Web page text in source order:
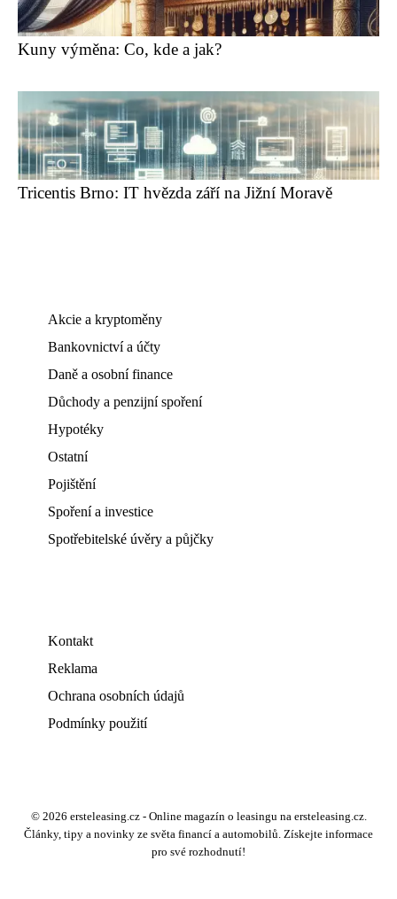
Kuny výměna: Co, kde a jak?
Tricentis Brno: IT hvězda září na Jižní Moravě
Akcie a kryptoměny
Bankovnictví a účty
Daně a osobní finance
Důchody a penzijní spoření
Hypotéky
Ostatní
Pojištění
Spoření a investice
Spotřebitelské úvěry a půjčky
Kontakt
Reklama
Ochrana osobních údajů
Podmínky použití
© 2026 ersteleasing.cz - Online magazín o leasingu na ersteleasing.cz.
Články, tipy a novinky ze světa financí a automobilů. Získejte informace
pro své rozhodnutí!